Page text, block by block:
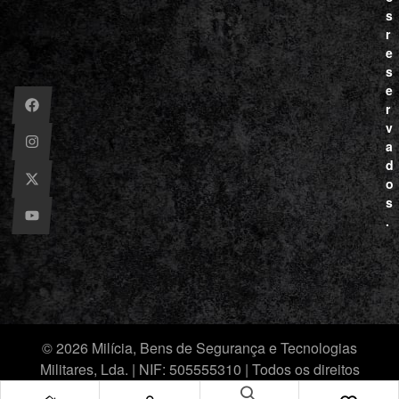
s
r
e
s
e
r
v
a
d
o
s
.
© 2026 Milícia, Bens de Segurança e Tecnologias
Militares, Lda. | NIF: 505555310 | Todos os direitos